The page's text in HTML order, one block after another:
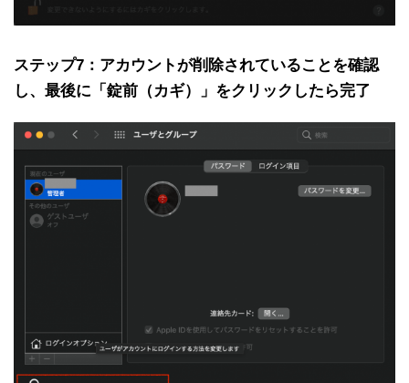
ステップ7：アカウントが削除されていることを確認
し、最後に「錠前（カギ）」をクリックしたら完了